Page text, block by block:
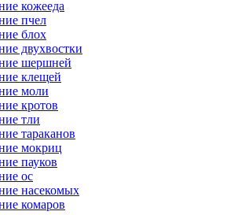
кожееда
пчел
блох
двухвостки
шершней
клещей
моли
кротов
тли
тараканов
мокриц
пауков
ос
насекомых
комаров